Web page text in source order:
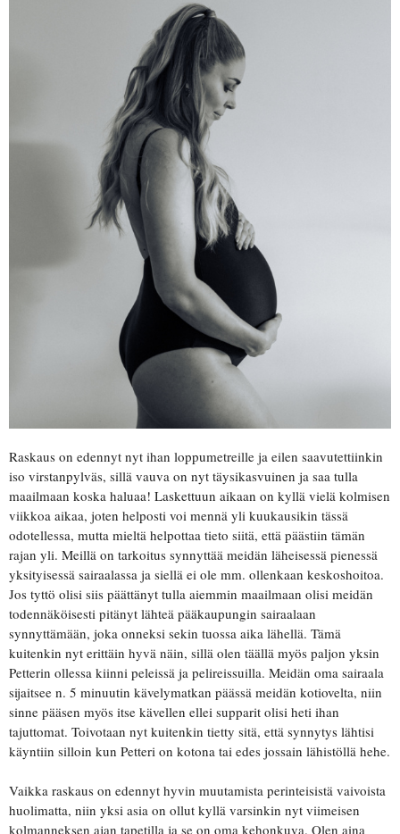
Raskaus on edennyt nyt ihan loppumetreille ja eilen saavutettiinkin
iso virstanpylväs, sillä vauva on nyt täysikasvuinen ja saa tulla
maailmaan koska haluaa! Laskettuun aikaan on kyllä vielä kolmisen
viikkoa aikaa, joten helposti voi mennä yli kuukausikin tässä
odotellessa, mutta mieltä helpottaa tieto siitä, että päästiin tämän
rajan yli. Meillä on tarkoitus synnyttää meidän läheisessä pienessä
yksityisessä sairaalassa ja siellä ei ole mm. ollenkaan keskoshoitoa.
Jos tyttö olisi siis päättänyt tulla aiemmin maailmaan olisi meidän
todennäköisesti pitänyt lähteä pääkaupungin sairaalaan
synnyttämään, joka onneksi sekin tuossa aika lähellä. Tämä
kuitenkin nyt erittäin hyvä näin, sillä olen täällä myös paljon yksin
Petterin ollessa kiinni peleissä ja pelireissuilla. Meidän oma sairaala
sijaitsee n. 5 minuutin kävelymatkan päässä meidän kotiovelta, niin
sinne pääsen myös itse kävellen ellei supparit olisi heti ihan
tajuttomat. Toivotaan nyt kuitenkin tietty sitä, että synnytys lähtisi
käyntiin silloin kun Petteri on kotona tai edes jossain lähistöllä hehe.
Vaikka raskaus on edennyt hyvin muutamista perinteisistä vaivoista
huolimatta, niin yksi asia on ollut kyllä varsinkin nyt viimeisen
kolmanneksen ajan tapetilla ja se on oma kehonkuva. Olen aina